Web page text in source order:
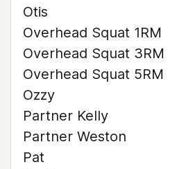
Otis
Overhead Squat 1RM
Overhead Squat 3RM
Overhead Squat 5RM
Ozzy
Partner Kelly
Partner Weston
Pat